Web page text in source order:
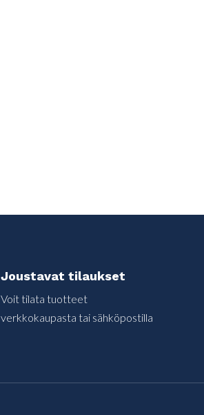
Joustavat tilaukset
Voit tilata tuotteet
verkkokaupasta tai sähköpostilla